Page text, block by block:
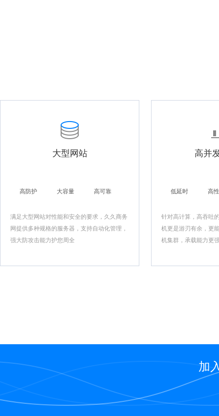
大型网站
高防护 大容量 高可靠
满足大型网站对性能和安全的要求，久久商务
网提供多种规格的服务器，支持自动化管理，
强大防攻击能力护您周全
高并
低延时 高
针对高计算，高吞吐
机更是游刃有余，更
机集群，承载能力更
加